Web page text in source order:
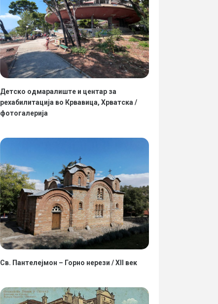
Детско одмаралиште и центар за
рехабилитација во Крвавица, Хрватска /
фотогалерија
Св. Пантелејмон – Горно нерези / XII век